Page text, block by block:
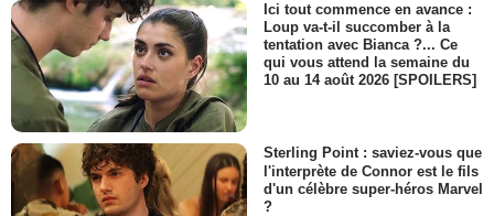
Ici tout commence en avance :
Loup va-t-il succomber à la
tentation avec Bianca ?... Ce
qui vous attend la semaine du
10 au 14 août 2026 [SPOILERS]
Sterling Point : saviez-vous que
l'interprète de Connor est le fils
d'un célèbre super-héros Marvel
?